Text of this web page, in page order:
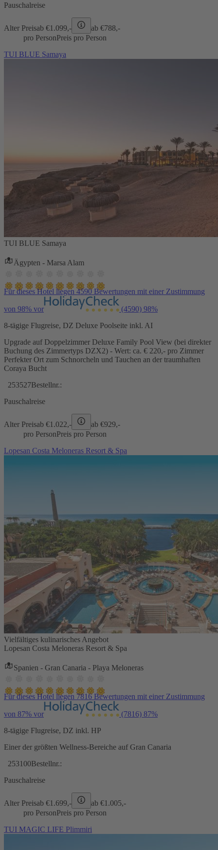
Pauschalreise
Alter Preisab €1.099,- ab €788,-
pro PersonPreis pro Person
TUI BLUE Samaya
TUI BLUE Samaya
Ägypten - Marsa Alam
Für dieses Hotel liegen 4590 Bewertungen mit einer Zustimmung
von 98% vor (4590) 98%
8-tägige Flugreise, DZ Deluxe Poolseite inkl. AI
Upgrade auf Doppelzimmer Deluxe Family Pool View (bei direkter
Buchung des Zimmertyps DZX2) - Wert: ca. € 220,- pro Zimmer
Perfekter Ort zum Schnorcheln und Tauchen an der traumhaften
Coraya Bucht
253527Bestellnr.:
Pauschalreise
Alter Preisab €1.022,- ab €929,-
pro PersonPreis pro Person
Lopesan Costa Meloneras Resort & Spa
Vielfältiges kulinarisches Angebot
Lopesan Costa Meloneras Resort & Spa
Spanien - Gran Canaria - Playa Meloneras
Für dieses Hotel liegen 7816 Bewertungen mit einer Zustimmung
von 87% vor (7816) 87%
8-tägige Flugreise, DZ inkl. HP
Einer der größten Wellness-Bereiche auf Gran Canaria
253100Bestellnr.:
Pauschalreise
Alter Preisab €1.699,- ab €1.005,-
pro PersonPreis pro Person
TUI MAGIC LIFE Plimmiri